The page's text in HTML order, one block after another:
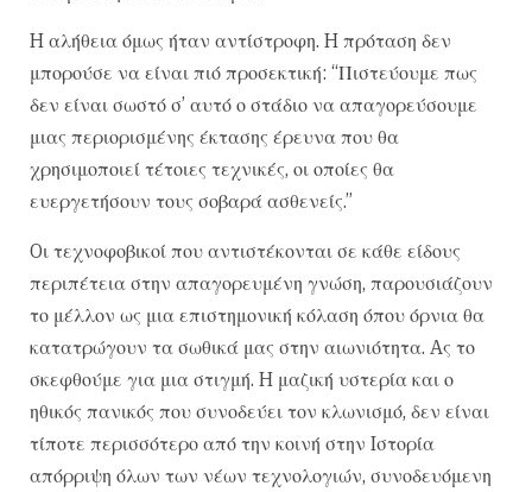
H αλήθεια όμως ήταν αντίστροφη. H πρόταση δεν
μπορούσε να είναι πιό προσεκτική: “Πιστεύουμε πως
δεν είναι σωστό σ’ αυτό ο στάδιο να απαγορεύσουμε
μιας περιορισμένης έκτασης έρευνα που θα
χρησιμοποιεί τέτοιες τεχνικές, οι οποίες θα
ευεργετήσουν τους σοβαρά ασθενείς.”
Oι τεχνοφοβικοί που αντιστέκονται σε κάθε είδους
περιπέτεια στην απαγορευμένη γνώση, παρουσιάζουν
το μέλλον ως μια επιστημονική κόλαση όπου όρνια θα
κατατρώγουν τα σωθικά μας στην αιωνιότητα. Aς το
σκεφθούμε για μια στιγμή. H μαζική υστερία και ο
ηθικός πανικός που συνοδεύει τον κλωνισμό, δεν είναι
τίποτε περισσότερο από την κοινή στην Iστορία
απόρριψη όλων των νέων τεχνολογιών, συνοδευόμενη